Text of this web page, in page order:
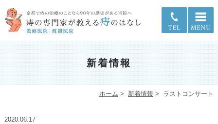
新着情報
ホーム > 新着情報 > ラストコンサート
2020.06.17